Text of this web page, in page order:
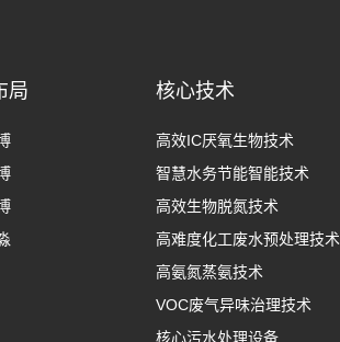
局 核心技术
高效IC厌氧生物技术
智慧水务节能智能技术
高效生物脱氮技术
高难度化工废水预处理技术
高氨氮蒸氨技术
VOC废气异味治理技术
核心污水处理设备